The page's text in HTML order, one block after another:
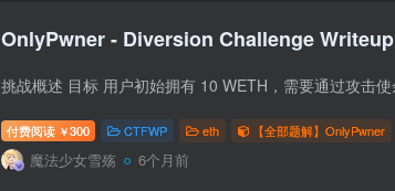
OnlyPwner - Diversion Challenge Writeup
付费阅读 ￥300 CTFWP eth 【全部题解】OnlyPwner
魔法少女雪殇 6个月前